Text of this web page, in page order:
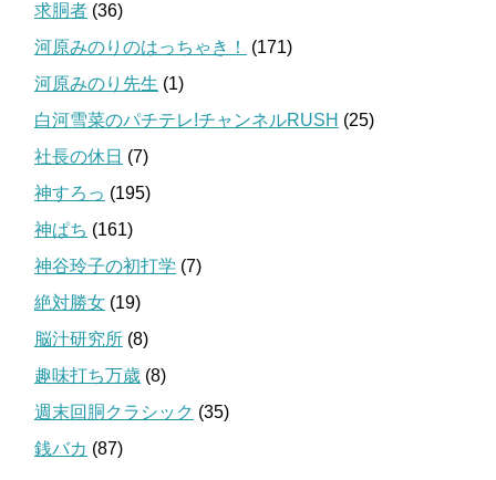
求胴者 (36)
河原みのりのはっちゃき！
(171)
河原みのり先生 (1)
白河雪菜のパチテレ!チャンネルRUSH (25)
社長の休日 (7)
神すろっ (195)
神ぱち (161)
神谷玲子の初打学 (7)
絶対勝女 (19)
脳汁研究所 (8)
趣味打ち万歳 (8)
週末回胴クラシック (35)
銭バカ (87)